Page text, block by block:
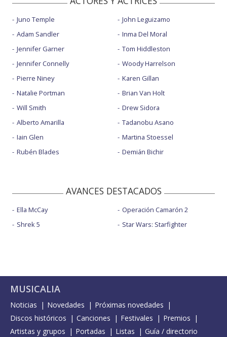
Juno Temple
Adam Sandler
Jennifer Garner
Jennifer Connelly
Pierre Niney
Natalie Portman
Will Smith
Alberto Amarilla
Iain Glen
Rubén Blades
John Leguizamo
Inma Del Moral
Tom Hiddleston
Woody Harrelson
Karen Gillan
Brian Van Holt
Drew Sidora
Tadanobu Asano
Martina Stoessel
Demián Bichir
AVANCES DESTACADOS
Ella McCay
Shrek 5
Operación Camarón 2
Star Wars: Starfighter
MUSICALIA
Noticias Novedades
Próximas novedades
Discos históricos
Canciones Festivales
Premios
Artistas y grupos
Portadas Listas Guía / directorio